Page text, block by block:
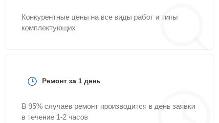
Конкурентные цены на все виды работ и типы
комплектующих
Ремонт за 1 день
В 95% случаев ремонт производится в день заявки
в течение 1-2 часов